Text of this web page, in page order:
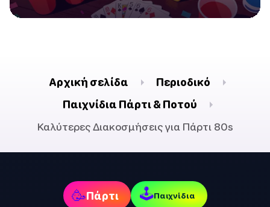
Αρχική σελίδα
Περιοδικό
Παιχνίδια Πάρτι & Ποτού
Καλύτερες Διακοσμήσεις για Πάρτι 80s
🥳Πάρτι 🕹Παιχνίδια